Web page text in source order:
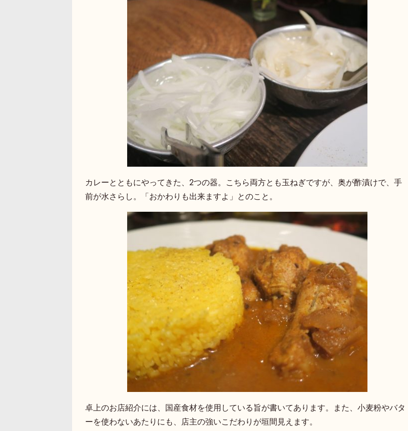
カレーとともにやってきた、2つの器。こちら両方とも玉ねぎですが、奥が酢漬けで、手
前が水さらし。「おかわりも出来ますよ」とのこと。
卓上のお店紹介には、国産食材を使用している旨が書いてあります。また、小麦粉やバタ
ーを使わないあたりにも、店主の強いこだわりが垣間見えます。